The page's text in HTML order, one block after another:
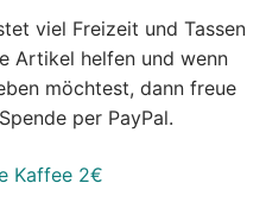
viel Freizeit und Tassen
Artikel helfen und wenn
möchtest, dann freue
per PayPal.
Kaffee 2€